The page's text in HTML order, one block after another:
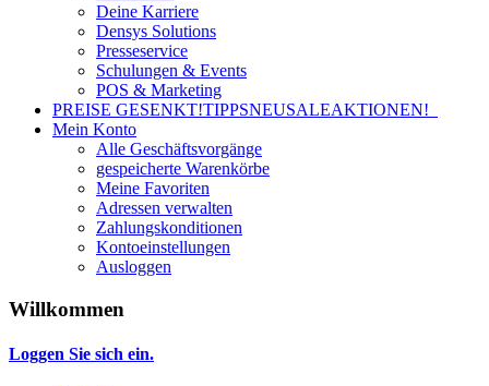
Deine Karriere
Densys Solutions
Presseservice
Schulungen & Events
POS & Marketing
PREISE GESENKT!TIPPSNEUSALEAKTIONEN!
Mein Konto
Alle Geschäftsvorgänge
gespeicherte Warenkörbe
Meine Favoriten
Adressen verwalten
Zahlungskonditionen
Kontoeinstellungen
Ausloggen
Willkommen
Loggen Sie sich ein.